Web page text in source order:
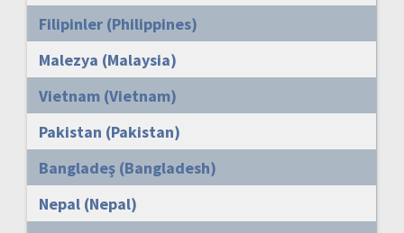
Filipinler (Philippines)
Malezya (Malaysia)
Vietnam (Vietnam)
Pakistan (Pakistan)
Bangladeş (Bangladesh)
Nepal (Nepal)